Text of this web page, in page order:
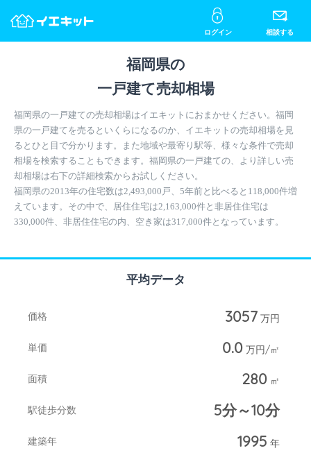
ログイン 相談する
福岡県の
一戸建て売却相場
福岡県の一戸建ての売却相場はイエキットにおまかせください。福岡
県の一戸建てを売るといくらになるのか、イエキットの売却相場を見
るとひと目で分かります。また地域や最寄り駅等、様々な条件で売却
相場を検索することもできます。福岡県の一戸建ての、より詳しい売
却相場は右下の詳細検索からお試しください。
福岡県の2013年の住宅数は2,493,000戸、5年前と比べると118,000件増
えています。その中で、居住住宅は2,163,000件と非居住住宅は
330,000件、非居住住宅の内、空き家は317,000件となっています。
平均データ
価格 3057 万円
単価 0.0 万円/㎡
面積 280 ㎡
駅徒歩分数 5分～10分
建築年 1995 年